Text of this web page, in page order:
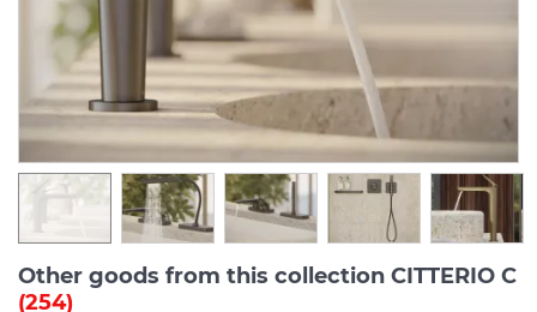
Other goods from this collection CITTERIO C
(254)